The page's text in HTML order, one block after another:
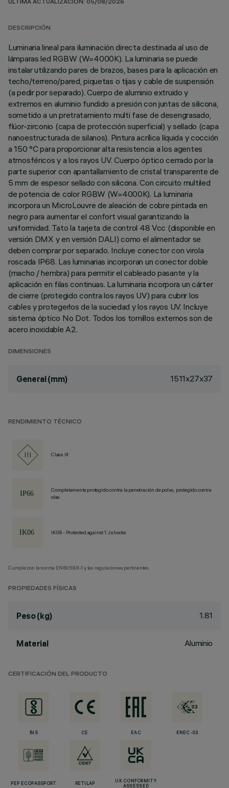
ÚLTIMA ACTUALIZACIÓN: 05/08/2026
DESCRIPCIÓN
Luminaria lineal para iluminación directa destinada al uso de
lámparas led RGBW (W=4000K). La luminaria se puede
instalar utilizando pares de brazos, bases para la aplicación en
techo/terreno/pared, piquetas o tijas y cable de suspensión
(a pedir por separado). Cuerpo de aluminio extruido y
extremos en aluminio fundido a presión con juntas de silicona,
sometido a un pretratamiento multi fase de desengrasado,
flúor-zirconio (capa de protección superficial) y sellado (capa
nanoestructurada de silanos). Pintura acrílica líquida y cocción
a 150 °C para proporcionar alta resistencia a los agentes
atmosféricos y a los rayos UV. Cuerpo óptico cerrado por la
parte superior con apantallamiento de cristal transparente de
5 mm de espesor sellado con silicona. Con circuito multiled
de potencia de color RGBW (W=4000K). La luminaria
incorpora un MicroLouvre de aleación de cobre pintada en
negro para aumentar el confort visual garantizando la
uniformidad. Tato la tarjeta de control 48 Vcc (disponible en
versión DMX y en versión DALI) como el alimentador se
deben comprar por separado. Incluye conector con virola
roscada IP68. Las luminarias incorporan un conector doble
(macho / hembra) para permitir el cableado pasante y la
aplicación en filas continuas. La luminaria incorpora un cárter
de cierre (protegido contra los rayos UV) para cubrir los
cables y protegerlos de la suciedad y los rayos UV. Incluye
sistema óptico No Dot. Todos los tornillos externos son de
acero inoxidable A2.
DIMENSIONES
General (mm) 1511x27x37
RENDIMIENTO TÉCNICO
Class III
Completamente protegido contra la penetración de polvo, protegido contra
olas.
IK06 - Protected against 1 J shocks
Cumple con la norma EN60598-1 y las regulaciones pertinentes.
PROPIEDADES FÍSICAS
Peso (kg) 1.81
Material Aluminio
CERTIFICACIÓN DEL PRODUCTO
BIS CE EAC ENEC-03
PEP ECOPASSPORT RETILAP
UK CONFORMITY
ASSESSED